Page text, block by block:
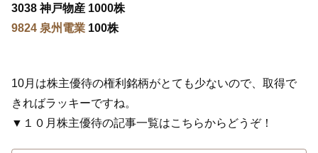
3038 神戸物産 1000株
9824 泉州電業 100株
10月は株主優待の権利銘柄がとても少ないので、取得で
きればラッキーですね。
▼１０月株主優待の記事一覧はこちらからどうぞ！